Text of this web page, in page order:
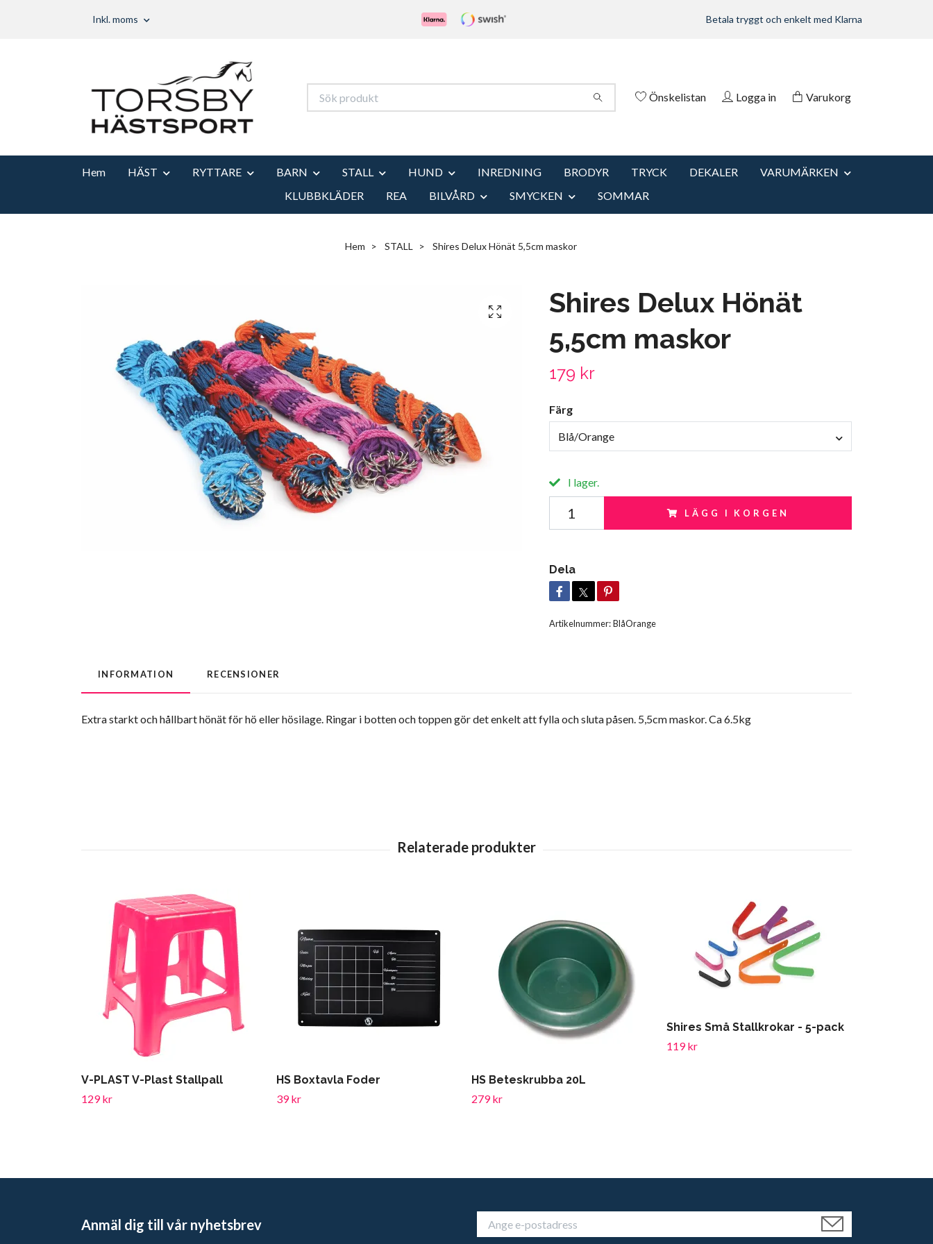
Inkl. moms Betala tryggt och enkelt med Klarna
Önskelistan Logga in Varukorg
Hem HÄST RYTTARE BARN STALL HUND INREDNING BRODYR TRYCK DEKALER
VARUMÄRKEN
KLUBBKLÄDER
REA BILVÅRD SMYCKEN SOMMAR
Hem STALL Shires Delux Hönät 5,5cm maskor
Shires Delux Hönät
5,5cm maskor
179 kr
Färg
Blå/Orange
I lager.
LÄGG I KORGEN
Dela
Artikelnummer:BlåOrange
INFORMATION RECENSIONER
Extra starkt och hållbart hönät för hö eller hösilage. Ringar i botten och toppen gör det enkelt att fylla och sluta påsen. 5,5cm maskor. Ca 6.5kg
V-PLAST V-Plast Stallpall
129 kr
HS Boxtavla Foder
39 kr
HS Beteskrubba 20L
279 kr
Shires Små Stallkrokar - 5-pack
119 kr
Anmäl dig till vår nyhetsbrev